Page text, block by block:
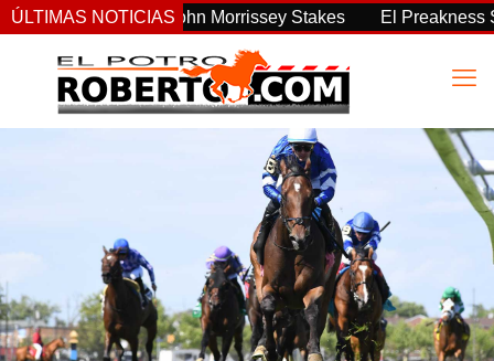
ÚLTIMAS NOTICIAS
del John Morrissey Stakes El Preakness Stakes